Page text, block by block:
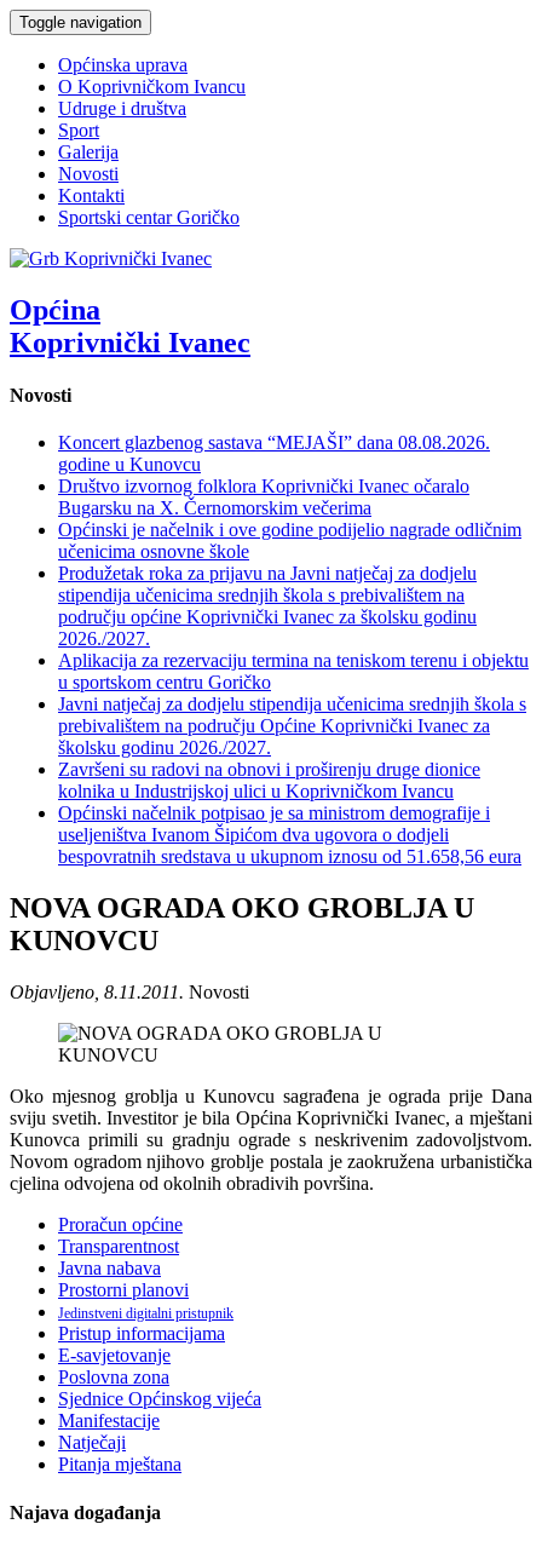
Toggle navigation
Općinska uprava
O Koprivničkom Ivancu
Udruge i društva
Sport
Galerija
Novosti
Kontakti
Sportski centar Goričko
Općina
Koprivnički Ivanec
Novosti
Koncert glazbenog sastava “MEJAŠI” dana 08.08.2026.
godine u Kunovcu
Društvo izvornog folklora Koprivnički Ivanec očaralo
Bugarsku na X. Černomorskim večerima
Općinski je načelnik i ove godine podijelio nagrade odličnim
učenicima osnovne škole
Produžetak roka za prijavu na Javni natječaj za dodjelu
stipendija učenicima srednjih škola s prebivalištem na
području općine Koprivnički Ivanec za školsku godinu
2026./2027.
Aplikacija za rezervaciju termina na teniskom terenu i objektu
u sportskom centru Goričko
Javni natječaj za dodjelu stipendija učenicima srednjih škola s
prebivalištem na području Općine Koprivnički Ivanec za
školsku godinu 2026./2027.
Završeni su radovi na obnovi i proširenju druge dionice
kolnika u Industrijskoj ulici u Koprivničkom Ivancu
Općinski načelnik potpisao je sa ministrom demografije i
useljeništva Ivanom Šipićom dva ugovora o dodjeli
bespovratnih sredstava u ukupnom iznosu od 51.658,56 eura
NOVA OGRADA OKO GROBLJA U
KUNOVCU
Objavljeno, 8.11.2011. Novosti
Oko mjesnog groblja u Kunovcu sagrađena je ograda prije Dana
sviju svetih. Investitor je bila Općina Koprivnički Ivanec, a mještani
Kunovca primili su gradnju ograde s neskrivenim zadovoljstvom.
Novom ogradom njihovo groblje postala je zaokružena urbanistička
cjelina odvojena od okolnih obradivih površina.
Proračun općine
Transparentnost
Javna nabava
Prostorni planovi
Jedinstveni digitalni pristupnik
Pristup informacijama
E-savjetovanje
Poslovna zona
Sjednice Općinskog vijeća
Manifestacije
Natječaji
Pitanja mještana
Najava događanja